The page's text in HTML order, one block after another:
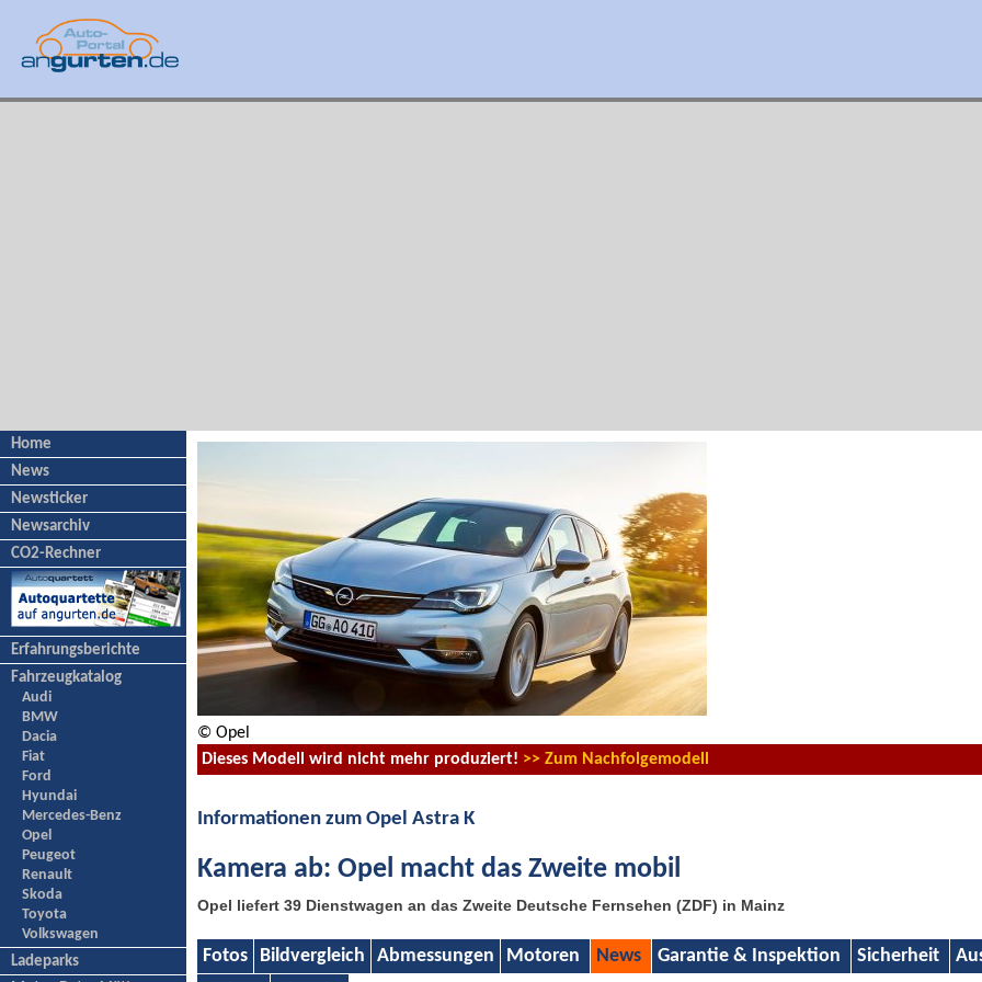
Home
News
Newsticker
Newsarchiv
CO2-Rechner
Erfahrungsberichte
Fahrzeugkatalog
Audi
BMW
Dacia
Fiat
Ford
Hyundai
Mercedes-Benz
Opel
Peugeot
Renault
Skoda
Toyota
Volkswagen
Ladeparks
© Opel
Dieses Modell wird nicht mehr produziert! >> Zum Nachfolgemodell
Informationen zum Opel Astra K
Kamera ab: Opel macht das Zweite mobil
Opel liefert 39 Dienstwagen an das Zweite Deutsche Fernsehen (ZDF) in Mainz
Fotos Bildvergleich Abmessungen Motoren News Garantie & Inspektion Sicherheit